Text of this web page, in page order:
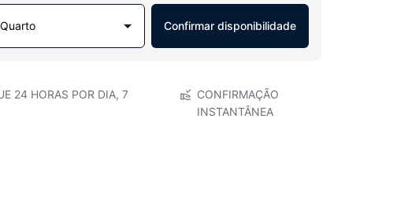
Confirmar disponibilidade
24 HORAS POR DIA, 7
CONFIRMAÇÃO
INSTANTÂNEA